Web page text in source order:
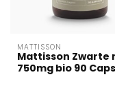
MATTISSON
Mattisson Zwarte
750mg bio 90